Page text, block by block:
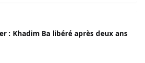
: Khadim Ba libéré après deux ans